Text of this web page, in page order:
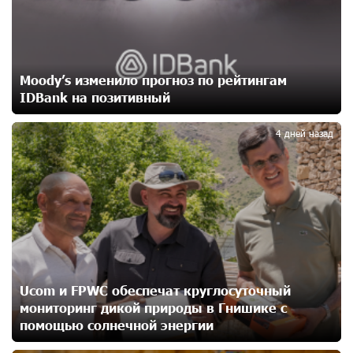
освобождению армянских заключенных,
Против кого вооружается Азербайджан? Аршак
Карапетян
17 дней назад
При поддержке Ucom в спортивной школе Вайка
установлена солнечная электростанция мощностью
15 кВт
17 дней назад
Новые финансовые навыки на «Давидбекских
играх»: Idram&IDBank
18 дней назад
Кругом война. А вас вводят в заблуждение. Аршак
Moody’s изменило прогноз по рейтингам
IDBank на позитивный
Ucom и FPWC обеспечат круглосуточный
мониторинг дикой природы в Гнишике с
помощью солнечной энергии
4 дней назад
3